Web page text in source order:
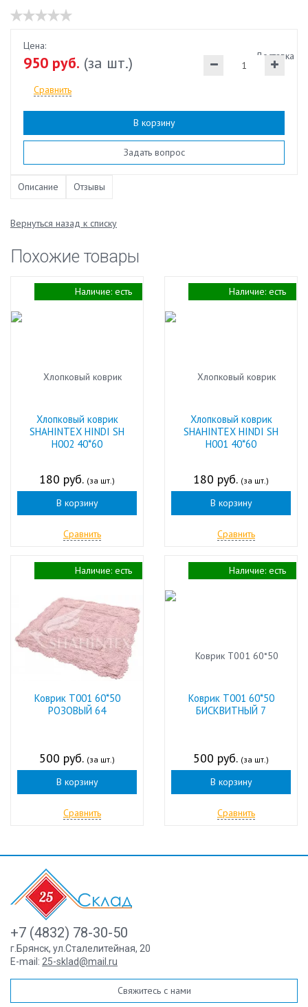
Доставка
Цена:
950 руб. (за шт.)
Сравнить
В корзину
Задать вопрос
Описание Отзывы
Вернуться назад к списку
Похожие товары
Хлопковый коврик
SHAHINTEX HINDI SH
H002 40*60
180 руб. (за шт.)
В корзину
Сравнить
Наличие: есть
Хлопковый коврик
SHAHINTEX HINDI SH
H001 40*60
180 руб. (за шт.)
В корзину
Сравнить
Наличие: есть
Коврик Т001 60*50
РОЗОВЫЙ 64
500 руб. (за шт.)
В корзину
Сравнить
Наличие: есть
Коврик Т001 60*50
БИСКВИТНЫЙ 7
500 руб. (за шт.)
В корзину
Сравнить
Наличие: есть
+7 (4832) 78-30-50
г.Брянск, ул.Сталелитейная, 20
E-mail: 25-sklad@mail.ru
Свяжитесь с нами